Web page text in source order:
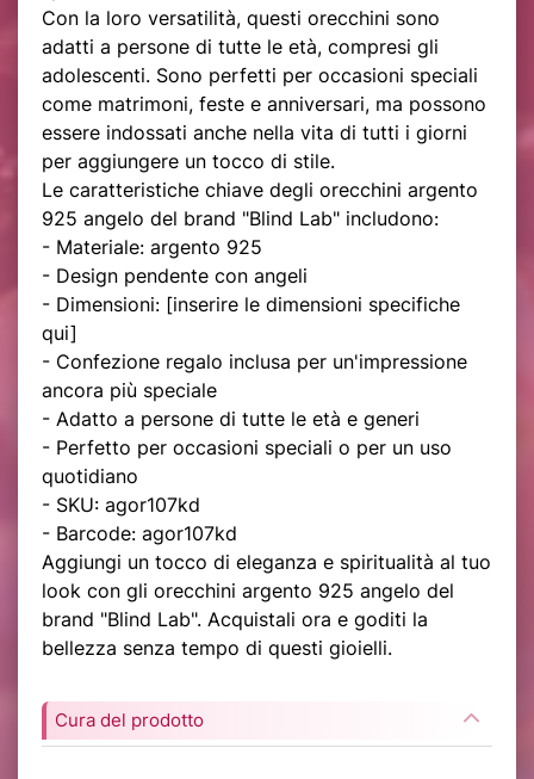
Con la loro versatilità, questi orecchini sono
adatti a persone di tutte le età, compresi gli
adolescenti. Sono perfetti per occasioni speciali
come matrimoni, feste e anniversari, ma possono
essere indossati anche nella vita di tutti i giorni
per aggiungere un tocco di stile.
Le caratteristiche chiave degli orecchini argento
925 angelo del brand "Blind Lab" includono:
- Materiale: argento 925
- Design pendente con angeli
- Dimensioni: [inserire le dimensioni specifiche
qui]
- Confezione regalo inclusa per un'impressione
ancora più speciale
- Adatto a persone di tutte le età e generi
- Perfetto per occasioni speciali o per un uso
quotidiano
- SKU: agor107kd
- Barcode: agor107kd
Aggiungi un tocco di eleganza e spiritualità al tuo
look con gli orecchini argento 925 angelo del
brand "Blind Lab". Acquistali ora e goditi la
bellezza senza tempo di questi gioielli.
Cura del prodotto